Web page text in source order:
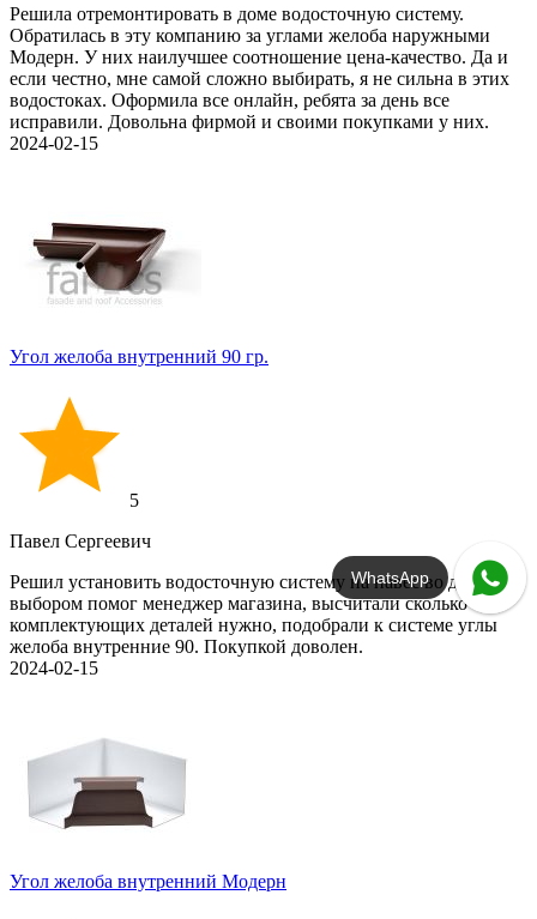
Решила отремонтировать в доме водосточную систему.
Обратилась в эту компанию за углами желоба наружными
Модерн. У них наилучшее соотношение цена-качество. Да и
если честно, мне самой сложно выбирать, я не сильна в этих
водостоках. Оформила все онлайн, ребята за день все
исправили. Довольна фирмой и своими покупками у них.
2024-02-15
Угол желоба внутренний 90 гр.
5
Павел Сергеевич
Решил установить водосточную систему на навес во дворе, с
выбором помог менеджер магазина, высчитали сколько
комплектующих деталей нужно, подобрали к системе углы
желоба внутренние 90. Покупкой доволен.
2024-02-15
Угол желоба внутренний Модерн
WhatsApp